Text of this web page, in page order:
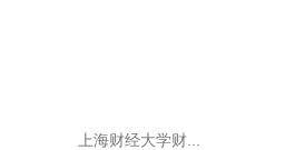
上海财经大学财...